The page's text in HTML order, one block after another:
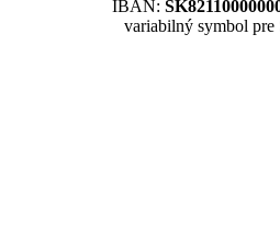
IBAN:
variabilný symbol pre